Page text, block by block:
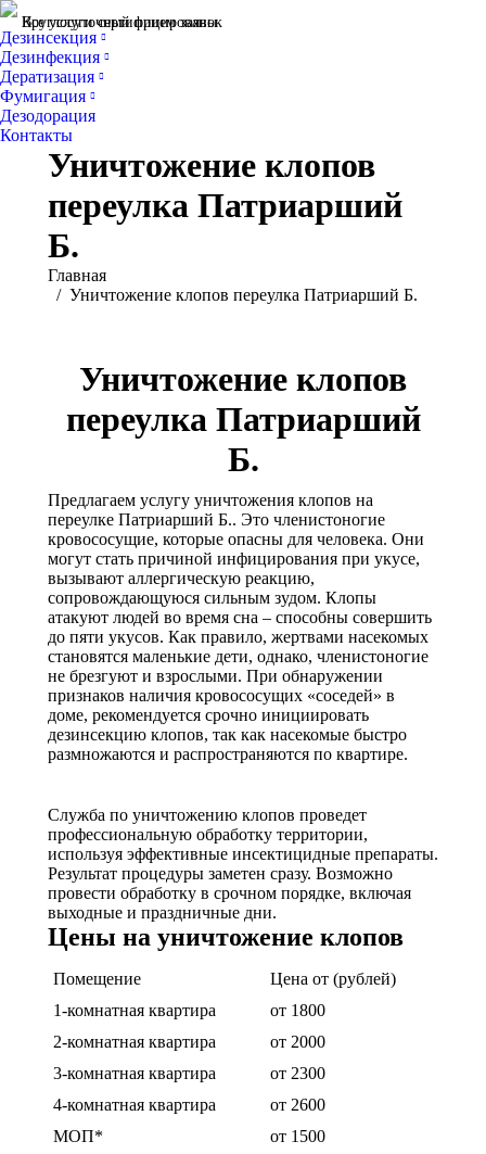
Все услуги сертифицированы
Круглосуточный прием заявок
Дезинсекция
Дезинфекция
Дератизация
Фумигация
Дезодорация
Контакты
Уничтожение клопов
переулка Патриарший
Б.
Вы здесь:
Главная
Уничтожение клопов переулка Патриарший Б.
Уничтожение клопов
переулка Патриарший
Б.
Предлагаем услугу уничтожения клопов на
переулке Патриарший Б.. Это членистоногие
кровососущие, которые опасны для человека. Они
могут стать причиной инфицирования при укусе,
вызывают аллергическую реакцию,
сопровождающуюся сильным зудом. Клопы
атакуют людей во время сна – способны совершить
до пяти укусов. Как правило, жертвами насекомых
становятся маленькие дети, однако, членистоногие
не брезгуют и взрослыми. При обнаружении
признаков наличия кровососущих «соседей» в
доме, рекомендуется срочно инициировать
дезинсекцию клопов, так как насекомые быстро
размножаются и распространяются по квартире.
Служба по уничтожению клопов проведет
профессиональную обработку территории,
используя эффективные инсектицидные препараты.
Результат процедуры заметен сразу. Возможно
провести обработку в срочном порядке, включая
выходные и праздничные дни.
Цены на уничтожение клопов
Помещение
Цена от (рублей)
1-комнатная квартира
от 1800
2-комнатная квартира
от 2000
3-комнатная квартира
от 2300
4-комнатная квартира
от 2600
МОП*
от 1500